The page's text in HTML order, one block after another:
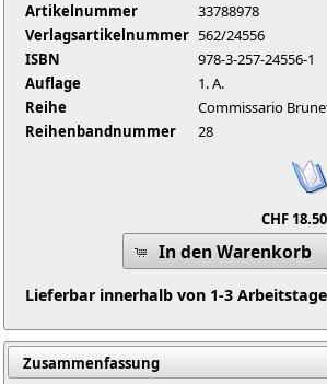
Artikelnummer
33788978
Verlagsartikelnummer 562/24556
ISBN
978-3-257-24556-1
Auflage
1. A.
Reihe
Commissario
Reihenbandnummer
28
CHF 18.50
In den Warenkorb
Lieferbar innerhalb von 1-3 Arbeitstage
Zusammenfassung